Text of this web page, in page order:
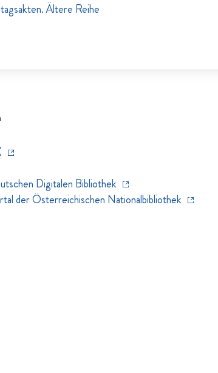
Ältere Reihe
Digitalen Bibliothek
der Österreichischen Nationalbibliothek